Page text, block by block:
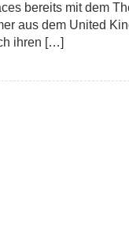
bereits mit dem
aus dem United
ihren […]